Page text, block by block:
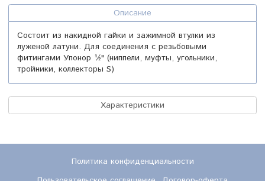
Описание
Состоит из накидной гайки и зажимной втулки из
луженой латуни. Для соединения с резьбовыми
фитингами Упонор ½" (ниппели, муфты, угольники,
тройники, коллекторы S)
Характеристики
Политика конфиденциальности